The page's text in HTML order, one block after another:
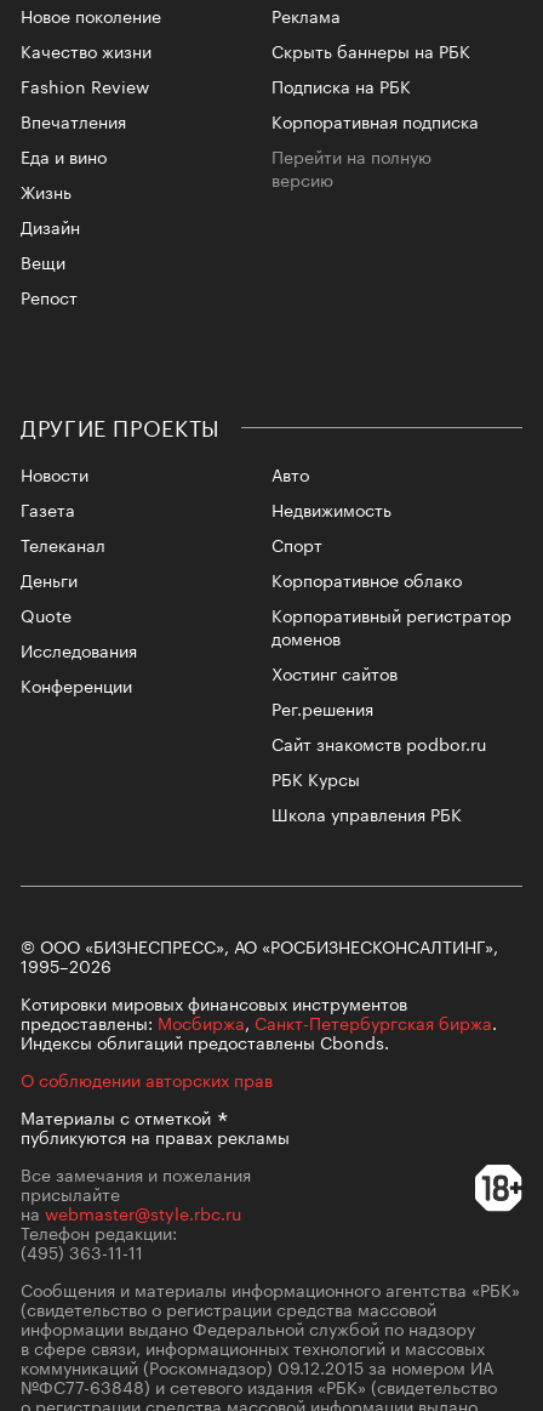
Новое поколение
Качество жизни
Fashion Review
Впечатления
Еда и вино
Жизнь
Дизайн
Вещи
Репост
Реклама
Скрыть баннеры на РБК
Подписка на РБК
Корпоративная подписка
Перейти на полную
версию
ДРУГИЕ ПРОЕКТЫ
Новости
Газета
Телеканал
Авто
Недвижимость
Спорт
Корпоративное облако
Корпоративный регистратор
доменов
Хостинг сайтов
Рег.решения
Сайт знакомств podbor.ru
РБК Курсы
Школа управления РБК
Деньги
Quote
Исследования
Конференции
© ООО «БИЗНЕСПРЕСС», АО «РОСБИЗНЕСКОНСАЛТИНГ»,
1995–2026
Котировки мировых финансовых инструментов
предоставлены: Мосбиржа, Санкт-Петербургская биржа.
Индексы облигаций предоставлены Cbonds.
О соблюдении авторских прав
Материалы сотметкой
публикуются на правах рекламы
Все замечания и пожелания
присылайте
на webmaster@style.rbc.ru
Телефон редакции:
(495) 363-11-11
Сообщения и материалы информационного агентства «РБК»
(свидетельство о регистрации средства массовой
информации выдано Федеральной службой по надзору
в сфере связи, информационных технологий и массовых
коммуникаций (Роскомнадзор) 09.12.2015 за номером ИА
№ФС77-63848) и сетевого издания «РБК» (свидетельство
о регистрации средства массовой информации выдано